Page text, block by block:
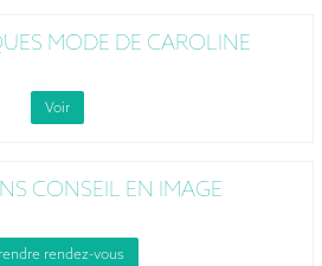
MODE DE CAROLINE
Voir
CONSEIL EN IMAGE
rendez-vous